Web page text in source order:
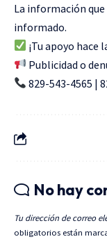
La información
informado.
¡Tu apoyo hace
Publicidad o
829-543-4565 |
No hay
Tu dirección de correo
obligatorios están